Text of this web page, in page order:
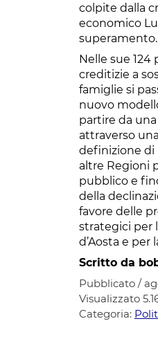
colpite dalla
economico
superamento.
Nelle sue
creditizie a
famiglie si
nuovo
partire da
attraverso
definizione di
altre Regioni
pubblico e
della
favore delle
strategici per
d’Aosta e per
Scritto da
Pubblicato /
Visualizzato
Categoria: